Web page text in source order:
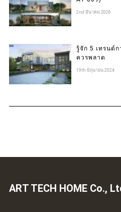
2nd มีนาคม 2026
รู้จัก 5 เทรนด์
ควรพลาด
19th มิถุนายน 2024
ART TECH HOME Co.,